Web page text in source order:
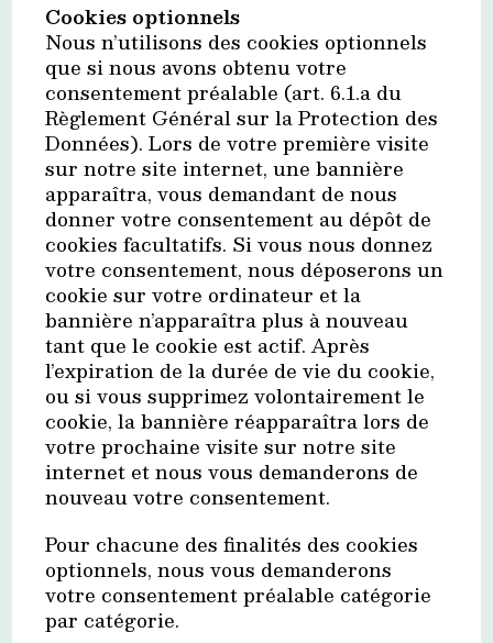
Cookies optionnels
Nous n’utilisons des cookies optionnels
que si nous avons obtenu votre
consentement préalable (art. 6.1.a du
Règlement Général sur la Protection des
Données). Lors de votre première visite
sur notre site internet, une bannière
apparaîtra, vous demandant de nous
donner votre consentement au dépôt de
cookies facultatifs. Si vous nous donnez
votre consentement, nous déposerons un
cookie sur votre ordinateur et la
bannière n’apparaîtra plus à nouveau
tant que le cookie est actif. Après
l’expiration de la durée de vie du cookie,
ou si vous supprimez volontairement le
cookie, la bannière réapparaîtra lors de
votre prochaine visite sur notre site
internet et nous vous demanderons de
nouveau votre consentement.
Pour chacune des finalités des cookies
optionnels, nous vous demanderons
votre consentement préalable catégorie
par catégorie.